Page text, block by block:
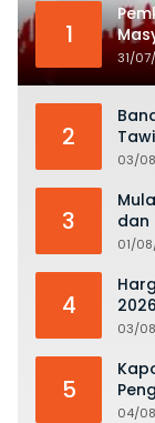
1
31/
2
dan
03/
3
dan
01/
4
Juta
03/
5
04/